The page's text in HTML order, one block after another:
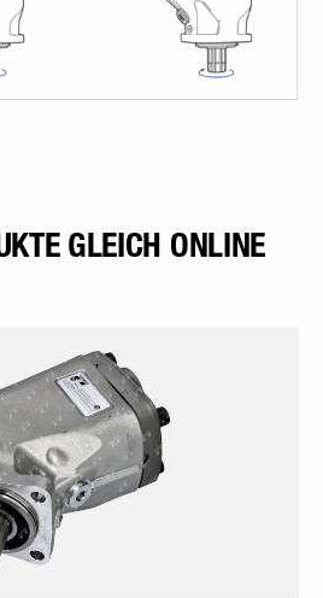
GLEICH ONLINE